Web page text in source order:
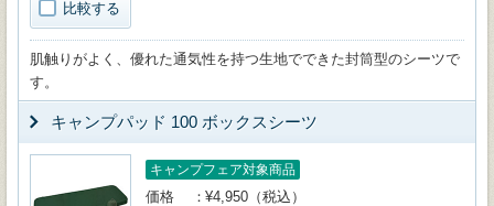
比較する
肌触りがよく、優れた通気性を持つ生地でできた封筒型のシーツで
す。
キャンプパッド 100 ボックスシーツ
キャンプフェア対象商品
価格
¥4,950（税込）